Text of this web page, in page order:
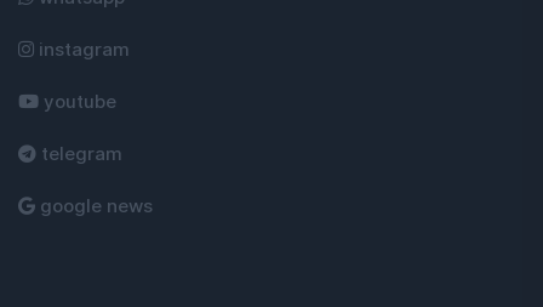
instagram
youtube
telegram
google news